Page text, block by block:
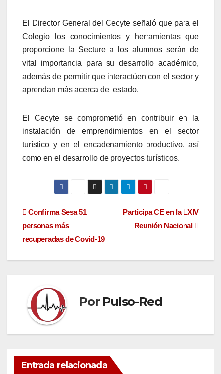
El Director General del Cecyte señaló que para el
Colegio los conocimientos y herramientas que
proporcione la Secture a los alumnos serán de
vital importancia para su desarrollo académico,
además de permitir que interactúen con el sector y
aprendan más acerca del estado.
El Cecyte se comprometió en contribuir en la
instalación de emprendimientos en el sector
turístico y en el encadenamiento productivo, así
como en el desarrollo de proyectos turísticos.
Navegación
de
entradas
Participa CE en la LXIV
Reunión Nacional
Confirma Sesa 51
personas más
recuperadas de Covid-19
Por Pulso-Red
Entrada relacionada